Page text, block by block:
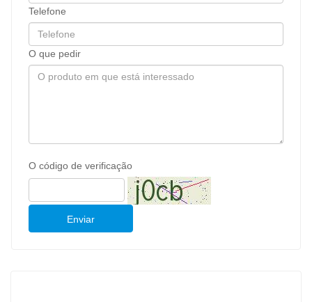
Telefone
O que pedir
O código de verificação
Enviar